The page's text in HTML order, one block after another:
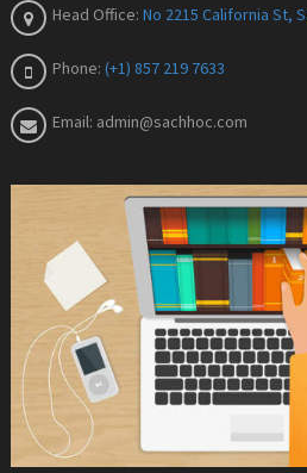
Head Office: No 2215 California St,
Phone: (+1) 857 219 7633
Email: admin@sachhoc.com